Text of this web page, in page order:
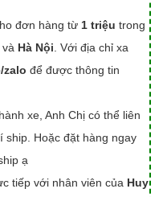
đơn hàng từ 1 triệu trong
và Hà Nội . Với địa chỉ xa
zalo để được thông tin
xe, Anh Chị có thể liên
ship. Hoặc đặt hàng ngay
ạ
tiếp với nhân viên của Huy